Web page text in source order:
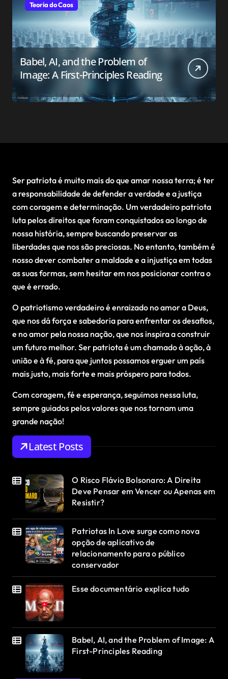
Teoria do Caos
Babel, AI, and the Problem of
Image: A First-Principles Reading
Ser patriota é muito mais do que amar nossa terra; é ter
a responsabilidade de defender a verdade e a justiça
com coragem e determinação. Um verdadeiro patriota
luta pelos direitos que foram conquistados ao longo de
nossa história, sempre buscando preservar as
liberdades que nos são preciosas. No entanto, também é
nosso dever combater a maldade e a injustiça em todas
as suas formas, sem hesitar em nos posicionar contra o
que é errado.
O patriotismo verdadeiro é enraizado no amor a Deus,
que nos dá força e sabedoria para enfrentar os desafios,
e no amor pela nossa nação, que nos inspira a construir
um futuro melhor. Ser patriota é um chamado à ação, à
união e à fé, para que juntos possamos erguer um país
mais justo, mais forte e mais próspero para todos.
Com coragem, fé e esperança, seguimos nessa luta,
sempre guiados pelos valores que nos tornam uma
grande nação!
Latest Posts
O Risco Flávio Bolsonaro: A Direita
Deve Pensar em Vencer ou Apenas em
Resistir?
Patriotas In Love surge como nova
opção de aplicativo de
relacionamento para o público
conservador
Esse documentário explica tudo
Babel, AI, and the Problem of Image: A
First-Principles Reading